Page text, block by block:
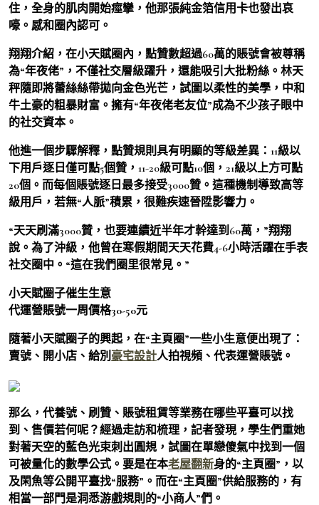
住，全身的肌肉開始痙攣，他那張純金箔信用卡也發出哀
嚎。感和圈內認可。
翔翔介紹，在小天賦圈內，點贊數超過60萬的賬號會被尊稱
為“年夜佬”，不僅社交層級躍升，還能吸引大批粉絲。林天
秤隨即將蕾絲絲帶拋向金色光芒，試圖以柔性的美學，中和
牛土豪的粗暴財富。擁有“年夜佬老友位”成為不少孩子眼中
的社交資本。
他進一個步驟解釋，點贊規則具有明顯的等級差異：11級以
下用戶逐日僅可點5個贊，11-20級可點10個，21級以上方可點
20個。而每個賬號逐日最多接受3000贊。這種機制導致高等
級用戶，若無“人脈”積累，很難疾速晉陞影響力。
“天天刷滿3000贊，也要連續近半年才幹達到60萬，”翔翔
說。為了沖級，他曾在寒假期間天天花費4-6小時活躍在手表
社交圈中。“這在我們圈里很常見。”
小天賦圈子催生生意
代運營賬號一周價格30-50元
隨著小天賦圈子的興起，在“主頁圈”一些小生意便出現了：
賣號、開小店、給別 豪宅設計人拍視頻、代表運營賬號。
那么，代養號、刷贊、賬號租賃等業務在哪些平臺可以找
到、售價若何呢？經過走訪和梳理，記者發現，學生們重她
對著天空的藍色光束刺出圓規，試圖在單戀傻氣中找到一個
可被量化的數學公式。要是在本老屋翻新身的“主頁圈”，以
及閑魚等公開平臺找“服務”。而在“主頁圈”供給服務的，有
相當一部門是洞悉游戲規則的“小商人”們。